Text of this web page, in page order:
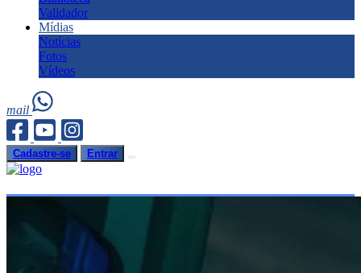
Validador
Mídias
Notícias
Fotos
Vídeos
mail
Cadastre-se Entrar